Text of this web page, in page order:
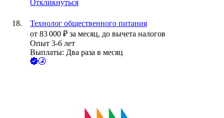
Откликнуться
Технолог общественного питания
от 83 000 ₽ за месяц, до вычета налогов
Опыт 3-6 лет
Выплаты: Два раза в месяц